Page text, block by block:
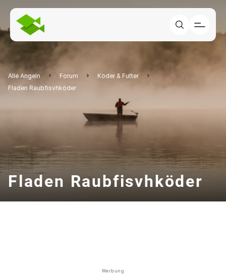
Alle Angeln Forum
Köder & Futter
Fladen Raubfisvhköder
Fladen Raubfisvhköder
Werbung